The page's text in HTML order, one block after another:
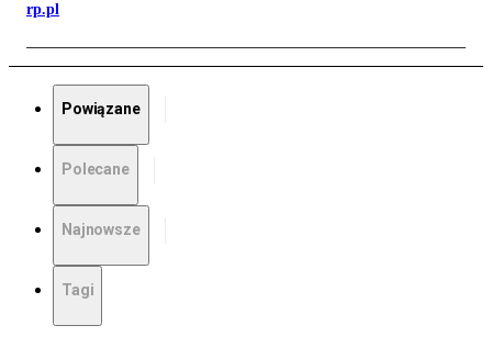
rp.pl
Powiązane
Polecane
Najnowsze
Tagi